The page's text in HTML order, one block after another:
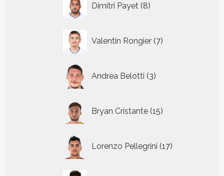
Dimitri Payet 8
producten
Valentin Rongier 7
producten
Andrea Belotti 3
producten
Bryan Cristante 15
producten
Lorenzo Pellegrini 17
producten